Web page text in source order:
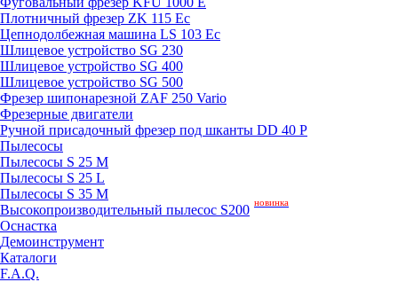
Плотничный фрезер ZK 115 Ec
Цепнодолбежная машина LS 103 Ec
Шлицевое устройство SG 230
Шлицевое устройство SG 400
Шлицевое устройство SG 500
Фрезер шипонарезной ZAF 250 Vario
Фрезерные двигатели
Ручной присадочный фрезер под шканты DD 40 P
Пылесосы
Пылесосы S 25 M
Пылесосы S 25 L
Пылесосы S 35 M
Высокопроизводительный пылесос S200 новинка
Оснастка
Демоинструмент
Каталоги
F.A.Q.